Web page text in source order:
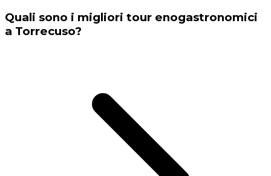
Quali sono i migliori tour enogastronomici
a Torrecuso?